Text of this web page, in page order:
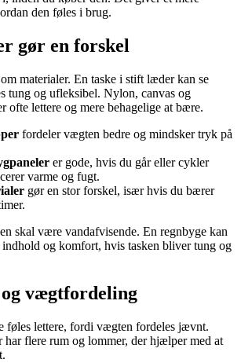
den føles i brug.
gør en forskel
materialer. En taske i stift læder kan se
tung og ufleksibel. Nylon, canvas og
ofte lettere og mere behagelige at bære.
fordeler vægten bedre og mindsker tryk på
er gode, hvis du går eller cykler
varme og fugt.
gør en stor forskel, især hvis du bærer
skal være vandafvisende. En regnbyge kan
og komfort, hvis tasken bliver tung og
vægtfordeling
føles lettere, fordi vægten fordeles jævnt.
har flere rum og lommer, der hjælper med at